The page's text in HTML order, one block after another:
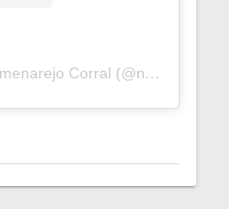
A post shared by Noelia Colmenarejo Corral (@noelia_colmenarejo)